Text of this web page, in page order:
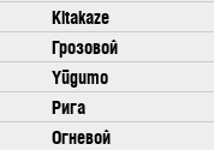
Kitakaze
Грозовой
Yūgumo
Рига
Огневой